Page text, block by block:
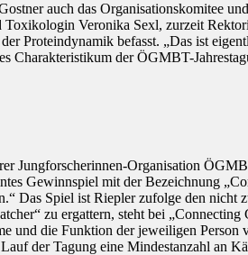
auch das Organisationskomitee
Toxikologin Veronika Sexl, zurzeit
Proteindynamik befasst. „Das ist
Charakteristikum der ÖGMBT-
Jungforscherinnen-Organisation
Gewinnspiel mit der Bezeichnung
Das Spiel ist Riepler zufolge den
zu ergattern, steht bei
und die Funktion der jeweiligen
der Tagung eine Mindestanzahl an